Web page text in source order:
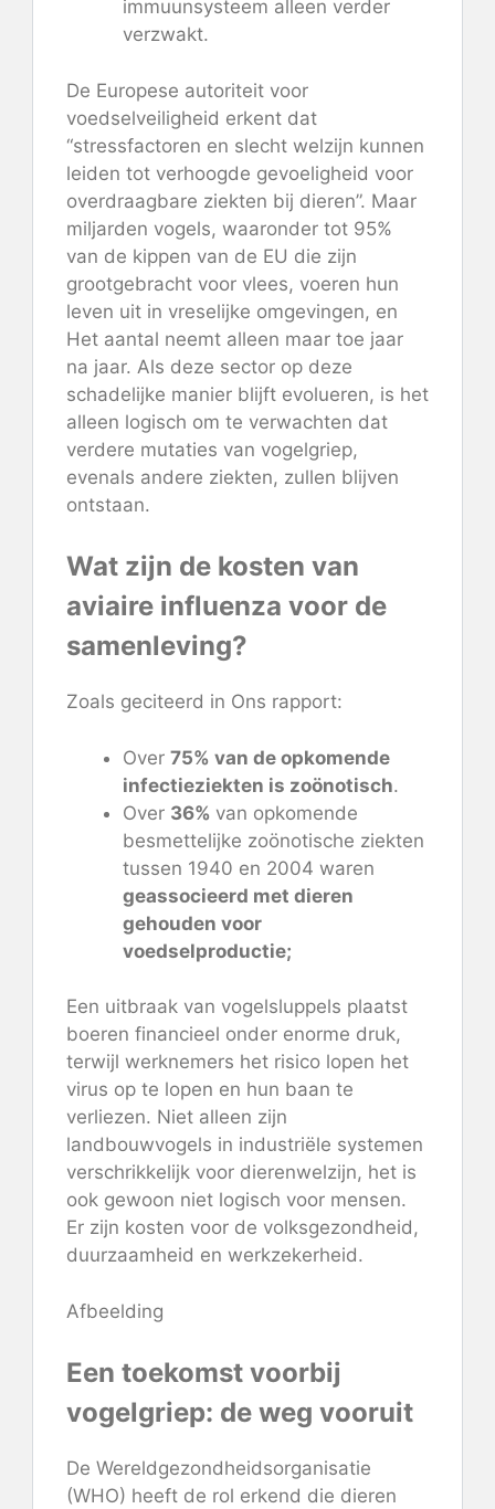
immuunsysteem alleen verder
verzwakt.
De Europese autoriteit voor
voedselveiligheid erkent dat
“stressfactoren en slecht welzijn kunnen
leiden tot verhoogde gevoeligheid voor
overdraagbare ziekten bij dieren”. Maar
miljarden vogels, waaronder tot 95%
van de kippen van de EU die zijn
grootgebracht voor vlees, voeren hun
leven uit in vreselijke omgevingen, en
Het aantal neemt alleen maar toe jaar
na jaar. Als deze sector op deze
schadelijke manier blijft evolueren, is het
alleen logisch om te verwachten dat
verdere mutaties van vogelgriep,
evenals andere ziekten, zullen blijven
ontstaan.
Wat zijn de kosten van
aviaire influenza voor de
samenleving?
Zoals geciteerd in Ons rapport:
Over 75% van de opkomende
infectieziekten is zoönotisch.
Over 36% van opkomende
besmettelijke zoönotische ziekten
tussen 1940 en 2004 waren
geassocieerd met dieren
gehouden voor
voedselproductie;
Een uitbraak van vogelsluppels plaatst
boeren financieel onder enorme druk,
terwijl werknemers het risico lopen het
virus op te lopen en hun baan te
verliezen. Niet alleen zijn
landbouwvogels in industriële systemen
verschrikkelijk voor dierenwelzijn, het is
ook gewoon niet logisch voor mensen.
Er zijn kosten voor de volksgezondheid,
duurzaamheid en werkzekerheid.
Afbeelding
Een toekomst voorbij
vogelgriep: de weg vooruit
De Wereldgezondheidsorganisatie
(WHO) heeft de rol erkend die dieren